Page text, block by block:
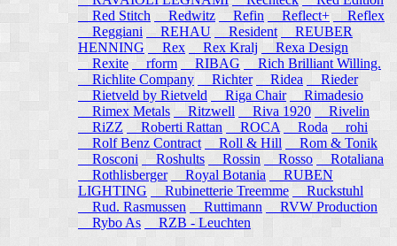
Red Stitch
Redwitz Refin Reflect+
Reflex
Reggiani
REHAU Resident
REUBER
HENNING
Rex Rex Kralj
Rexa Design
Rexite
rform RIBAG
Rich Brilliant Willing.
Richlite Company
Richter Ridea
Rieder
Rietveld by Rietveld
Riga Chair
Rimadesio
Rimex Metals
Ritzwell Riva 1920
Rivelin
RiZZ
Roberti Rattan ROCA Roda
rohi
Rolf Benz Contract
Roll & Hill
Rom & Tonik
Rosconi Roshults Rossin Rosso
Rotaliana
Rothlisberger
Royal Botania
RUBEN
LIGHTING
Rubinetterie Treemme
Ruckstuhl
Rud. Rasmussen
Ruttimann
RVW Production
Rybo As
RZB - Leuchten